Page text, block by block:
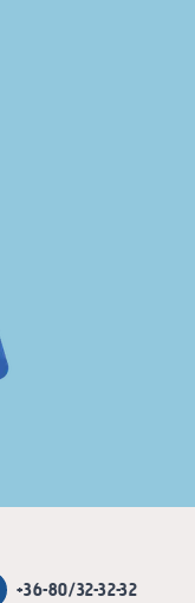
+36-80/32-32-32